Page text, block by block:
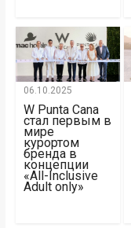
06.10.2025
W Punta Cana
стал первым в
мире
курортом
бренда в
концепции
«All-Inclusive
Adult only»